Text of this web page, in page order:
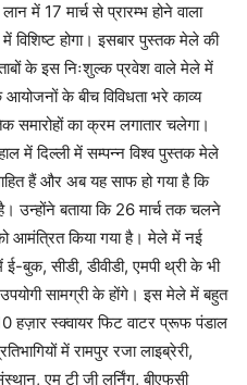
में 17 मार्च से प्रारम्भ होने वाला
होगा। इसबार पुस्तक मेले की
के इस निःशुल्क प्रवेश वाले मेले में
के बीच विविधता भरे काव्य
समारोहों का क्रम लगातार चलेगा।
में दिल्ली में सम्पन्न विश्व पुस्तक मेले
हैं और अब यह साफ हो गया है कि
है। उन्होंने बताया कि 26 मार्च तक चलने
आमंत्रित किया गया है। मेले में नई
बुक, सीडी, डीवीडी, एमपी थ्री के भी
सामग्री के होंगे। इस मेले में बहुत
स्क्वायर फिट वाटर प्रूफ पंडाल
में रामपुर रजा लाइब्रेरी,
एम टी जी लर्निंग, बीएफसी